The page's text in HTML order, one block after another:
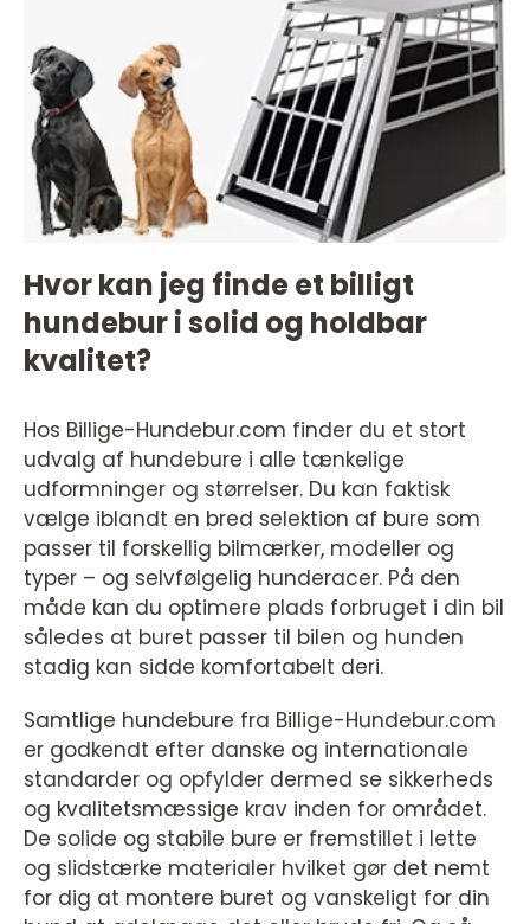
Hvor kan jeg finde et billigt
hundebur i solid og holdbar
kvalitet?
Hos Billige-Hundebur.com finder du et stort
udvalg af hundebure i alle tænkelige
udformninger og størrelser. Du kan faktisk
vælge iblandt en bred selektion af bure som
passer til forskellig bilmærker, modeller og
typer – og selvfølgelig hunderacer. På den
måde kan du optimere plads forbruget i din bil
således at buret passer til bilen og hunden
stadig kan sidde komfortabelt deri.
Samtlige hundebure fra Billige-Hundebur.com
er godkendt efter danske og internationale
standarder og opfylder dermed se sikkerheds
og kvalitetsmæssige krav inden for området.
De solide og stabile bure er fremstillet i lette
og slidstærke materialer hvilket gør det nemt
for dig at montere buret og vanskeligt for din